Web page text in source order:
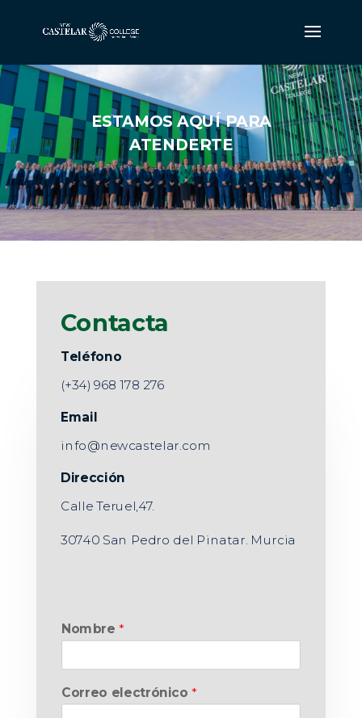
ESTAMOS AQUÍ PARA
ATENDERTE
Contacta
Teléfono
(+34) 968 178 276
Email
info@newcastelar.com
Dirección
Calle Teruel,47.
30740 San Pedro del Pinatar. Murcia
Nombre*
Correo electrónico*